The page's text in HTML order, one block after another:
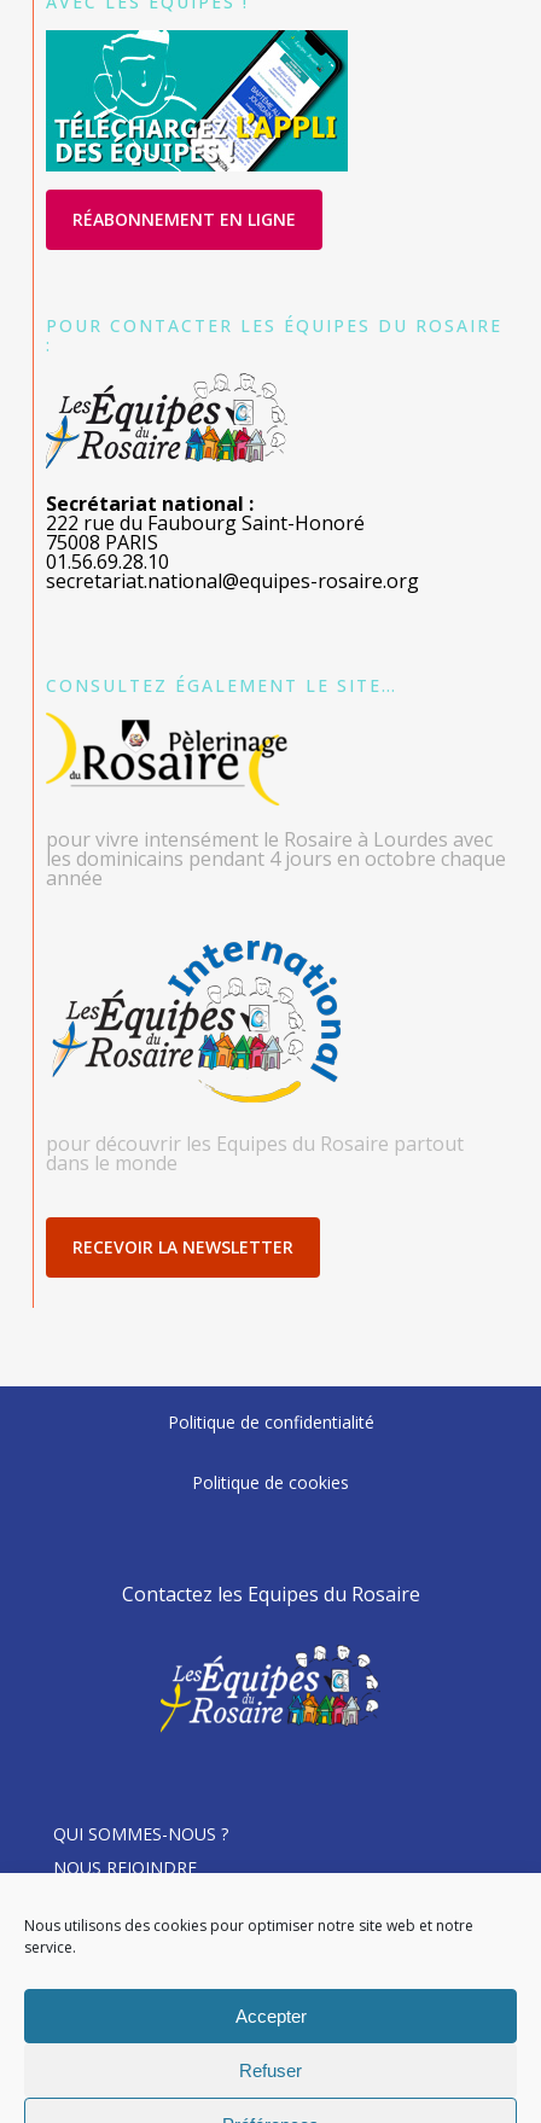
Nous utilisons des cookies pour optimiser notre site web et notre
service.
Accepter
Refuser
RÉABONNEMENT EN LIGNE
POUR CONTACTER LES ÉQUIPES DU ROSAIRE
:
Secrétariat national :
222 rue du Faubourg Saint-Honoré
75008 PARIS
01.56.69.28.10
secretariat.national@equipes-rosaire.org
CONSULTEZ ÉGALEMENT LE SITE…
pour vivre intensément le Rosaire à Lourdes avec
les dominicains pendant 4 jours en octobre chaque
année
pour découvrir les Equipes du Rosaire partout
dans le monde
RECEVOIR LA NEWSLETTER
Politique de confidentialité
Politique de cookies
Contactez les Equipes du Rosaire
QUI SOMMES-NOUS ?
NOUS REJOINDRE
ACTUALITÉS